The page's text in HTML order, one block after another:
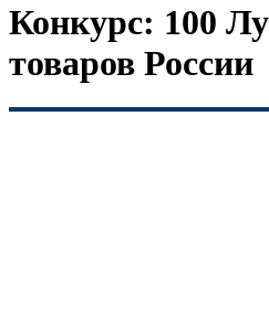
Конкурс: 100
товаров России